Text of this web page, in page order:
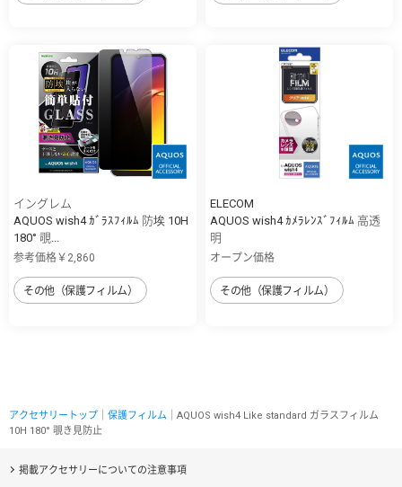
イングレム
AQUOS wish4 ｶﾞﾗｽﾌｨﾙﾑ 防埃 10H
180° 覗...
参考価格￥2,860
その他（保護フィルム）
ELECOM
AQUOS wish4 ｶﾒﾗﾚﾝｽﾞﾌｨﾙﾑ 高透
明
オープン価格
その他（保護フィルム）
アクセサリートップ 保護フィルム ｜AQUOS wish4 Like standard ガラスフィルム
10H 180° 覗き見防止
掲載アクセサリーについての注意事項